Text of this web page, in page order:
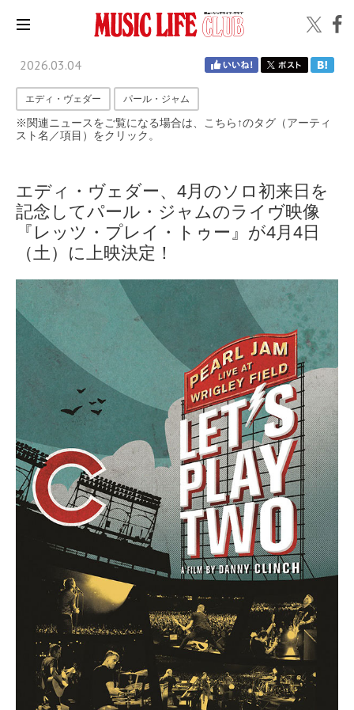
2026.03.04
エディ・ヴェダー パール・ジャム
※関連ニュースをご覧になる場合は、こちら↑のタグ（アーティ
スト名／項目）をクリック。
エディ・ヴェダー、4月のソロ初来日を
記念してパール・ジャムのライヴ映像
『レッツ・プレイ・トゥー』が4月4日
（土）に上映決定！